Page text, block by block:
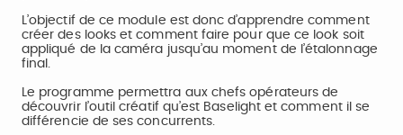
L’objectif de ce module est donc d’apprendre comment
créer des looks et comment faire pour que ce look soit
appliqué de la caméra jusqu’au moment de l’étalonnage
final.
Le programme permettra aux chefs opérateurs de
découvrir l’outil créatif qu’est Baselight et comment il se
différencie de ses concurrents.